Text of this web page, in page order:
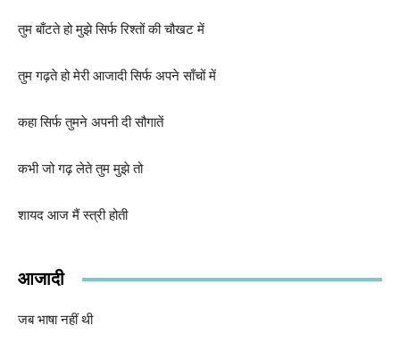
तुम बाँटते हो मुझे सिर्फ रिश्तों की चौखट में
तुम गढ़ते हो मेरी आजादी सिर्फ अपने साँचों में
कहा सिर्फ तुमने अपनी दी सौगातें
कभी जो गढ़ लेते तुम मुझे तो
शायद आज मैं स्त्री होती
आजादी
जब भाषा नहीं थी